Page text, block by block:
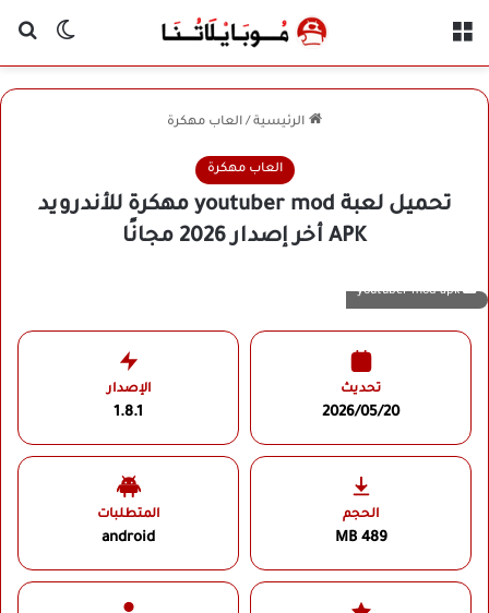
الوضع
الرئيسية / العاب مهكرة
العاب مهكرة
تحميل لعبة youtuber mod مهكرة للأندرويد
APK أخر إصدار 2026 مجانًا
youtuber mod apk
تحديث
2026/05/20
الإصدار
1.8.1
الحجم
489 MB
المتطلبات
android